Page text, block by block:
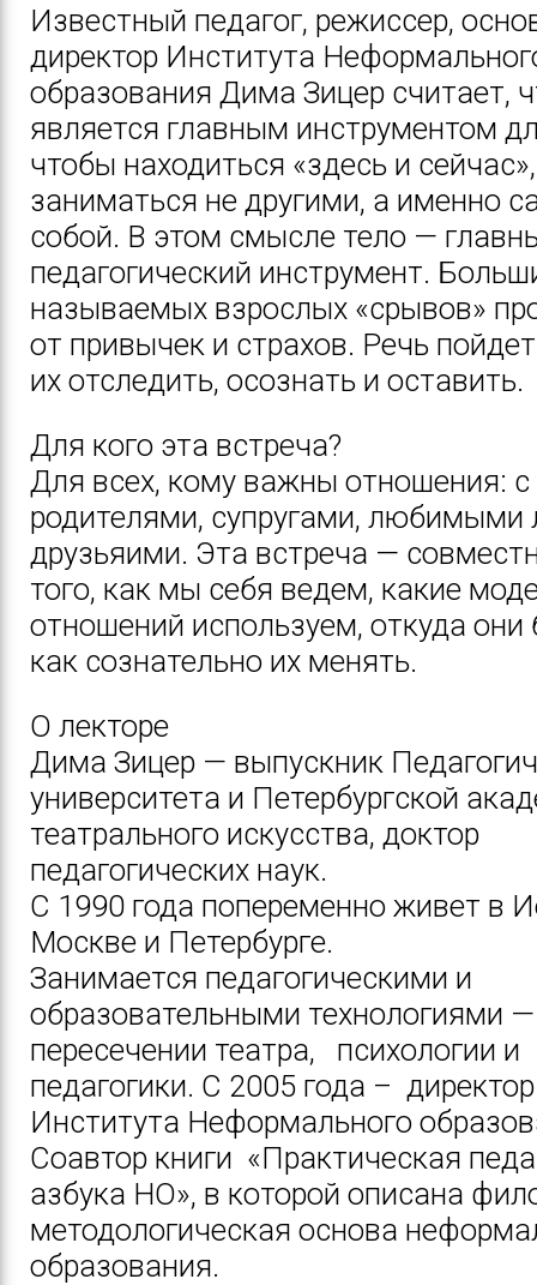
Известный педагог, режиссер,
директор Института
образования Дима Зицер считает,
является главным инструментом
чтобы находиться «здесь и
заниматься не другими, а именно
собой. В этом смысле тело —
педагогический инструмент.
называемых взрослых «срывов»
от привычек и страхов. Речь
их отследить, осознать и оставить.
Для кого эта встреча?
Для всех, кому важны отношения: с
родителями, супругами,
друзьяими. Эта встреча —
того, как мы себя ведем, какие
отношений используем, откуда они
как сознательно их менять.
О лекторе
Дима Зицер — выпускник П
университета и Петербургской
театрального искусства, доктор
педагогических наук.
С 1990 года попеременно живет в
Москве и Петербурге.
Занимается педагогическими и
образовательными технологиями
пересечении театра, психологии и
педагогики. С 2005 года – директор
Института Неформального
Соавтор книги «Практическая
азбука НО», в которой описана
методологическая основа
образования.